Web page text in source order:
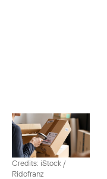
Credits: iStock /
Ridofranz